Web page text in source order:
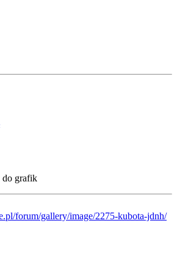
do grafik
forum/gallery/image/2275-kubota-jdnh/